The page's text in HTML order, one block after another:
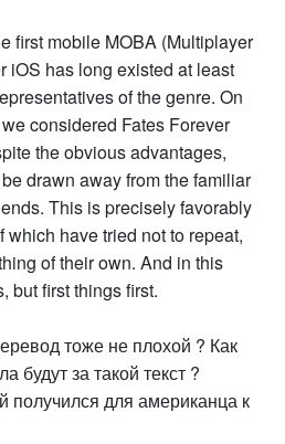
first mobile MOBA (Multiplayer
iOS has long existed at least
of the genre. On
considered Fates Forever
the obvious advantages,
drawn away from the familiar
This is precisely favorably
which have tried not to repeat,
of their own. And in this
but first things first.
тоже не плохой ? Как
будут за такой текст ?
получился для американца к